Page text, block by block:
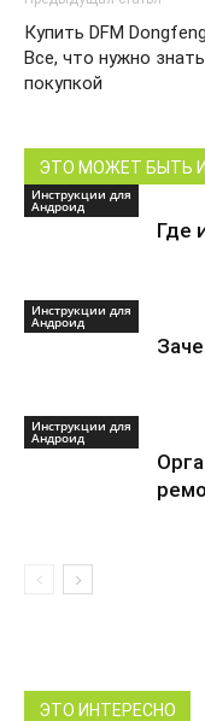
Купить DFM
Все, что нужно
покупкой
ЭТО МОЖЕТ БЫТЬ
Инструкции для
Андроид
Где
Инструкции для
Андроид
Инструкции для
Андроид
ЭТО ИНТЕРЕСНО